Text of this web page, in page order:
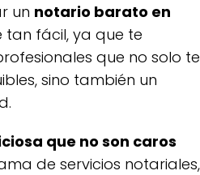
un notario barato en
tan fácil, ya que te
que no solo te
sino también un
que no son caros
de servicios notariales,